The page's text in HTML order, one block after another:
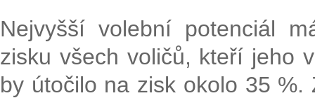
Nejvyšší volební potenciál
zisku všech voličů, kteří jeho
by útočilo na zisk okolo 35